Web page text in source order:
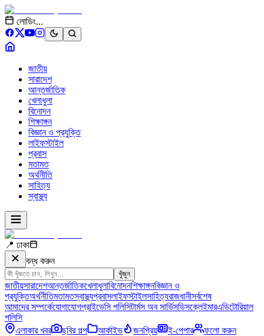
লোডিং...
জাতীয়
সারাদেশ
আন্তর্জাতিক
খেলাধুলা
বিনোদন
শিক্ষাঙ্গন
বিজ্ঞান ও প্রযুক্তি
লাইফস্টাইল
প্রবাস
মতামত
অর্থনীতি
সাহিত্য
স্বাস্থ্য
📍 ঢাকা
বন্ধ করুন
খুঁজুন
জাতীয়সারাদেশআন্তর্জাতিকখেলাধুলাবিনোদনশিক্ষাঙ্গনবিজ্ঞান ও
প্রযুক্তিঅর্থনীতিমতামতস্বাস্থ্যপ্রবাসলাইফস্টাইলসাহিত্যরাজধানীসর্বশেষ
আমাদের সম্পর্কেযোগাযোগপ্রাইভেসি পলিসিটার্মস অব সার্ভিসডিসক্লেইমারএডিটোরিয়াল
পলিসি
এলাকার খবর
ছবির গল্প আর্কাইভ জনপ্রিয় ই-পেপার ফলো করুন